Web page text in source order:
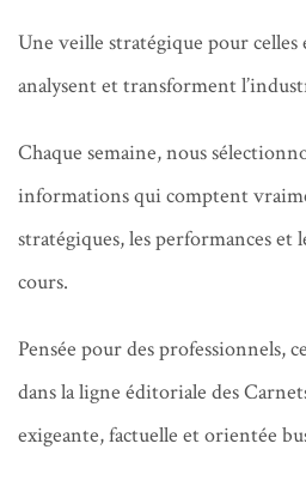
Une veille stratégique pour
analysent et transforment
Chaque semaine, nous
informations qui comptent
stratégiques, les performances et
cours.
Pensée pour des professionnels,
dans la ligne éditoriale des
exigeante, factuelle et orientée